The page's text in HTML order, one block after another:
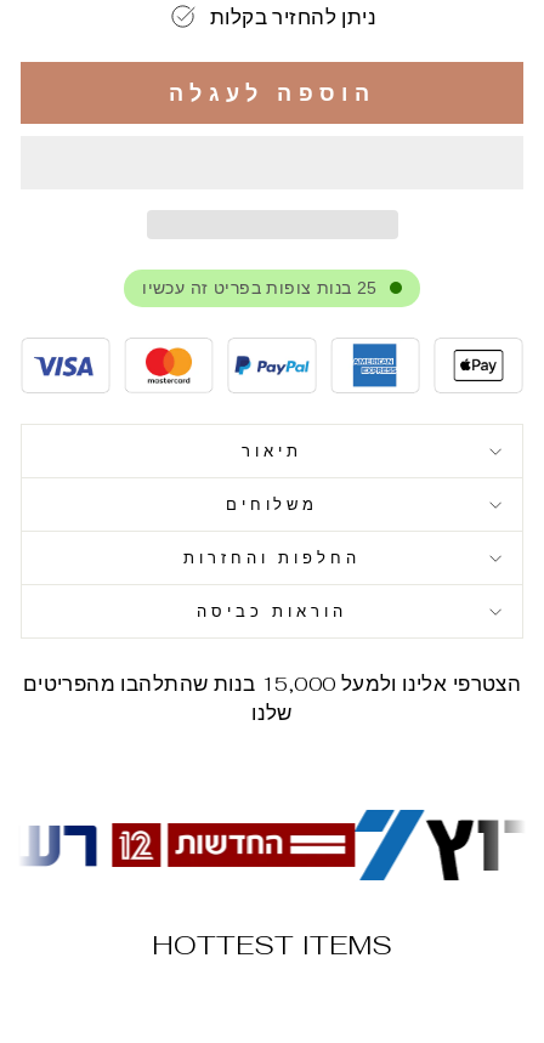
ניתן להחזיר בקלות
הוספה לעגלה
25 בנות צופות בפריט זה עכשיו
תיאור
משלוחים
החלפות והחזרות
הוראות כביסה
הצטרפי אלינו ולמעל 15,000 בנות שהתלהבו מהפריטים
שלנו
HOTTEST ITEMS